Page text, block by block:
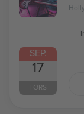
SEP.
17
TORS